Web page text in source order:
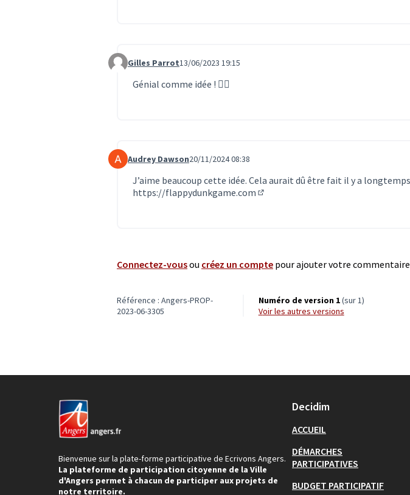
Commentaire 6564
Gilles Parrot13/06/2023 19:15
Génial comme idée ! 👍🏼
Commentaire 7130
Audrey Dawson20/11/2024 08:38
J’aime beaucoup cette idée. Cela aurait dû être fait il y a longtemps
https://flappydunkgame.com
Connectez-vousou créez un compte pour ajouter votre
Référence : Angers-PROP-
2023-06-3305
Numéro de version 1(sur 1)
voir les autres versions
Bienvenue sur la plate-forme participative de Ecrivons Angers.
La plateforme de participation citoyenne de la Ville
d'Angers permet à chacun de participer aux projets de
notre territoire.
Decidim
ACCUEIL
DÉMARCHES
PARTICIPATIVES
BUDGET PARTICIPATIF